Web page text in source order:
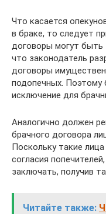
Что касается
в браке, то следует
договоры могут быть
что законодатель
договоры
подопечных.
исключение для
Аналогично должен
брачного договора
Поскольку такие
согласия
заключать, получив
Читайте также: